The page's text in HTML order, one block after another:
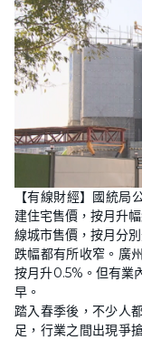
【有線財經】國統
建住宅售價，按月升
線城市售價，按月分
跌幅都有所收窄。廣
按月升0.5%。但有業
早。
踏入春季後，不少人
足，行業之間出現爭